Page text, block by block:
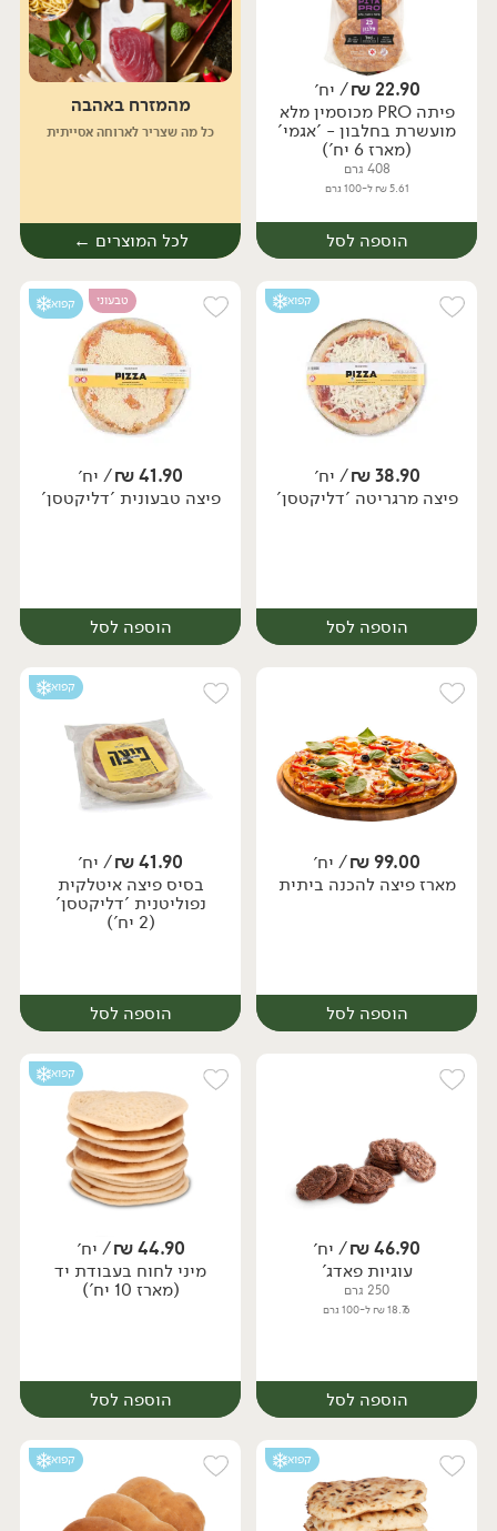
יח׳ יח׳
22.90
₪/ יח׳
פיתה PRO מכוסמין מלא
מועשרת בחלבון - 'אגמי'
(מארז 6 יח')
408 גרם
5.61 ₪ ל-100 גרם
הוספה לסל
יח׳
מהמזרח באהבה
כל מה שצריך לארוחה אסייתית
לכל המוצרים ←
קפוא
38.90
₪/ יח׳
פיצה מרגריטה 'דליקטסן'
הוספה לסל
יח׳
טבעוני קפוא
41.90
₪/ יח׳
פיצה טבעונית 'דליקטסן'
הוספה לסל
יח׳
99.00
₪/ יח׳
מארז פיצה להכנה ביתית
הוספה לסל
יח׳
קפוא
41.90
₪/ יח׳
בסיס פיצה איטלקית
נפוליטנית 'דליקטסן'
(2 יח')
הוספה לסל
יח׳
46.90
₪/ יח׳
עוגיות פאדג'
250 גרם
18.76 ₪ ל-100 גרם
הוספה לסל
קפוא
44.90
₪/ יח׳
מיני לחוח בעבודת יד
(מארז 10 יח')
הוספה לסל
קפוא קפוא